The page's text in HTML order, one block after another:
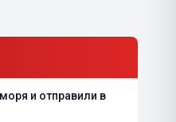
и отправили в